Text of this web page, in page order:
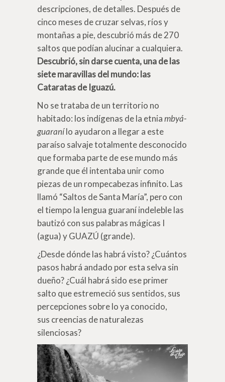
descripciones, de detalles. Después de
cinco meses de cruzar selvas, ríos y
montañas a pie, descubrió más de 270
saltos que podían alucinar a cualquiera.
Descubrió, sin darse cuenta, una de las
siete maravillas del mundo: las
Cataratas de Iguazú.
No se trataba de un territorio no
habitado: los indígenas de la etniambyá-
guaranílo ayudaron a llegar a este
paraíso salvaje totalmente desconocido
que formaba parte de ese mundo más
grande que él intentaba unir como
piezas de un rompecabezas infinito. Las
llamó “Saltos de Santa María”, pero con
el tiempo la lengua guaraní indeleble las
bautizó con sus palabras mágicas I
(agua) y GUAZÚ (grande).
¿Desde dónde las habrá visto? ¿Cuántos
pasos habrá andado por esta selva sin
dueño? ¿Cuál habrá sido ese primer
salto que estremeció sus sentidos, sus
percepciones sobre lo ya conocido,
sus creencias de naturalezas
silenciosas?